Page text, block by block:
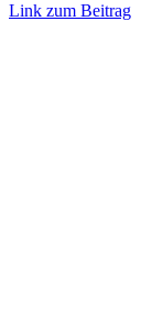
Link zum Beitrag